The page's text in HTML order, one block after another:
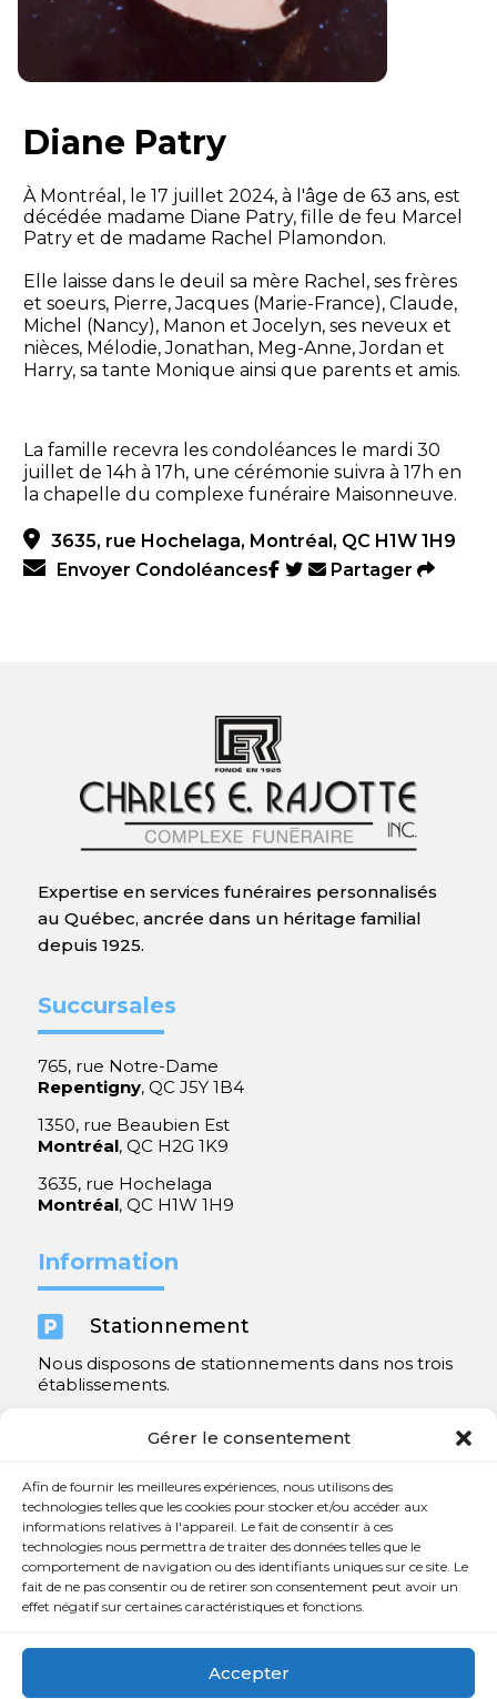
Gérer le consentement
Afin de fournir les meilleures expériences, nous utilisons des
technologies telles que les cookies pour stocker et/ou accéder aux
informations relatives à l'appareil. Le fait de consentir à ces
technologies nous permettra de traiter des données telles que le
comportement de navigation ou des identifiants uniques sur ce site. Le
fait de ne pas consentir ou de retirer son consentement peut avoir un
effet négatif sur certaines caractéristiques et fonctions.
Accepter
Diane Patry
À Montréal, le 17 juillet 2024, à l'âge de 63 ans, est
décédée madame Diane Patry, fille de feu Marcel
Patry et de madame Rachel Plamondon.
Elle laisse dans le deuil sa mère Rachel, ses frères
et soeurs, Pierre, Jacques (Marie-France), Claude,
Michel (Nancy), Manon et Jocelyn, ses neveux et
nièces, Mélodie, Jonathan, Meg-Anne, Jordan et
Harry, sa tante Monique ainsi que parents et amis.
La famille recevra les condoléances le mardi 30
juillet de 14h à 17h, une cérémonie suivra à 17h en
la chapelle du complexe funéraire Maisonneuve.
3635, rue Hochelaga, Montréal, QC H1W 1H9
Envoyer Condoléances
Partager
Expertise en services funéraires personnalisés
au Québec, ancrée dans un héritage familial
depuis 1925.
Succursales
765, rue Notre-Dame
Repentigny, QC J5Y 1B4
1350, rue Beaubien Est
Montréal, QC H2G 1K9
3635, rue Hochelaga
Montréal, QC H1W 1H9
Information
 Stationnement
Nous disposons de stationnements dans nos trois
établissements.
Contact
 450 654-3342
 info@charlesrajotte.com
765, rue Notre-Dame